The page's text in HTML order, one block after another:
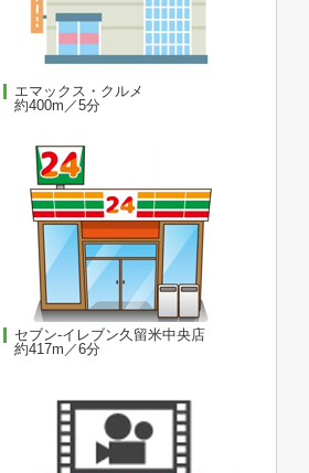
エマックス・クルメ
約400m／5分
セブン-イレブン久留米中央店
約417m／6分